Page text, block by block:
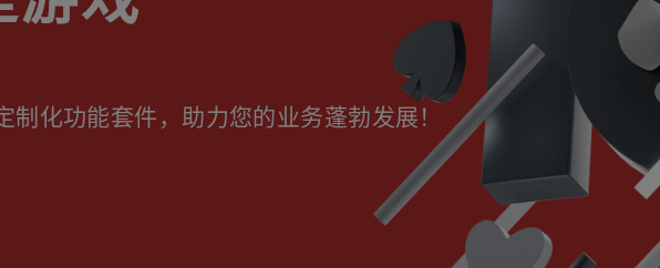
制化功能套件，助力您的业务蓬勃发展！